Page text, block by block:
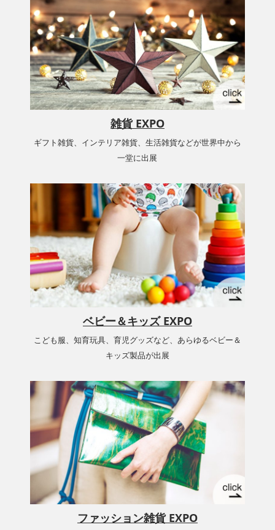
雑貨 EXPO
ギフト雑貨、インテリア雑貨、生活雑貨などが世界中から
一堂に出展
ベビー＆キッズ EXPO
こども服、知育玩具、育児グッズなど、あらゆるベビー＆
キッズ製品が出展
ファッション雑貨 EXPO